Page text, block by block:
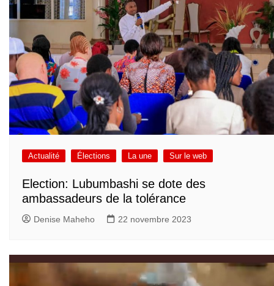
Actualité Élections La une Sur le web
Election: Lubumbashi se dote des
ambassadeurs de la tolérance
Denise Maheho 22 novembre 2023